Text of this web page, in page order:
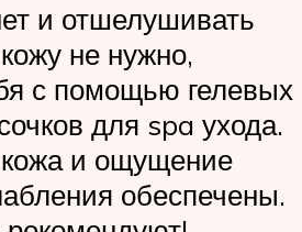
и отшелушивать
не нужно,
с помощью гелевых
для spa ухода.
и ощущение
обеспечены.